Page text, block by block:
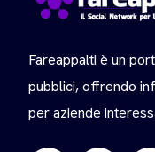
Fareappalti è un
pubblici, offrendo
per aziende